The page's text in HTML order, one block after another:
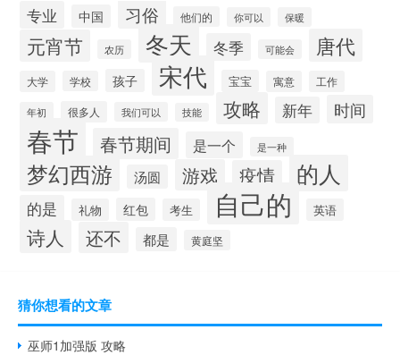
专业 中国 习俗 他们的 你可以 保暖
元宵节 农历 冬天 冬季 可能会 唐代
大学 学校 孩子 宋代 宝宝 寓意 工作
年初 很多人 我们可以 技能 攻略 新年 时间
春节 春节期间 是一个 是一种
梦幻西游 汤圆 游戏 疫情 的人
的是 礼物 红包 考生 自己的 英语
诗人 还不 都是 黄庭坚
猜你想看的文章
巫师1加强版 攻略